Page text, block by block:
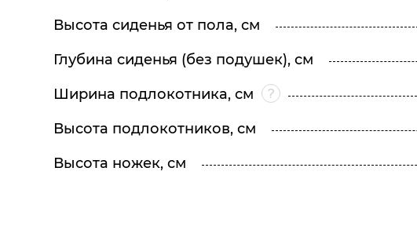
Высота сиденья от пола, см
Глубина сиденья (без подушек), см
Ширина подлокотника, см
Высота подлокотников, см
Высота ножек, см